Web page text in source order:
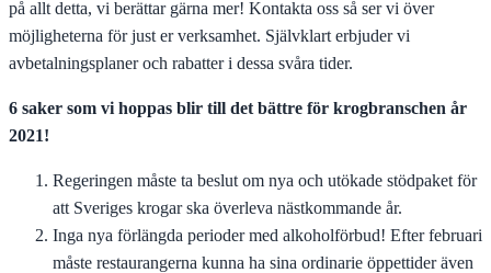
på allt detta, vi berättar gärna mer! Kontakta oss så ser vi över
möjligheterna för just er verksamhet. Självklart erbjuder vi
avbetalningsplaner och rabatter i dessa svåra tider.
6 saker som vi hoppas blir till det bättre för krogbranschen år
2021!
Regeringen måste ta beslut om nya och utökade stödpaket för
att Sveriges krogar ska överleva nästkommande år.
Inga nya förlängda perioder med alkoholförbud! Efter februari
måste restaurangerna kunna ha sina ordinarie öppettider även